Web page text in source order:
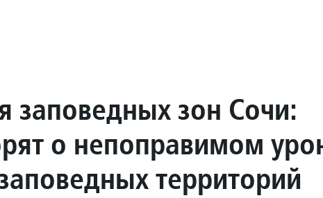
заповедных зон Сочи:
о непоправимом
территорий